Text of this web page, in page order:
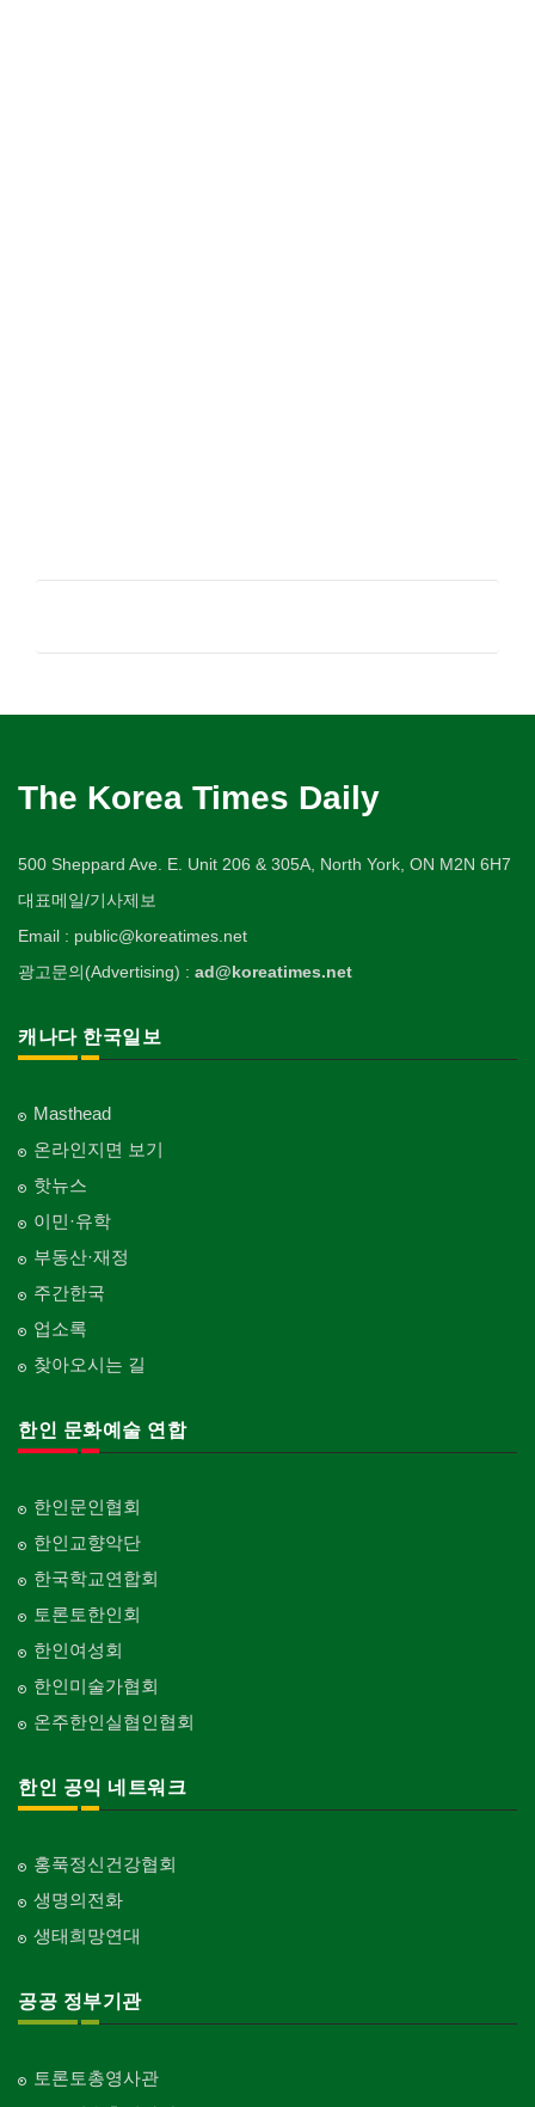
The Korea Times Daily
500 Sheppard Ave. E. Unit 206 & 305A, North York, ON M2N 6H7
대표메일/기사제보
Email : public@koreatimes.net
광고문의(Advertising) : ad@koreatimes.net
캐나다 한국일보
Masthead
온라인지면 보기
핫뉴스
이민·유학
부동산·재정
주간한국
업소록
찾아오시는 길
한인 문화예술 연합
한인문인협회
한인교향악단
한국학교연합회
토론토한인회
한인여성회
한인미술가협회
온주한인실협인협회
한인 공익 네트워크
홍푹정신건강협회
생명의전화
생태희망연대
공공 정부기관
토론토총영사관